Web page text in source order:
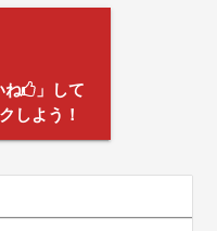
ね
」して
しよう！